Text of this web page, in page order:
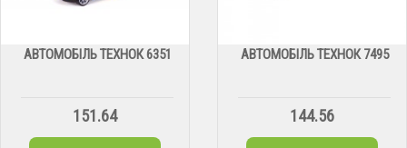
АВТОМОБІЛЬ ТЕХНОК 6351
151.64
АВТОМОБІЛЬ ТЕХНОК 7495
144.56